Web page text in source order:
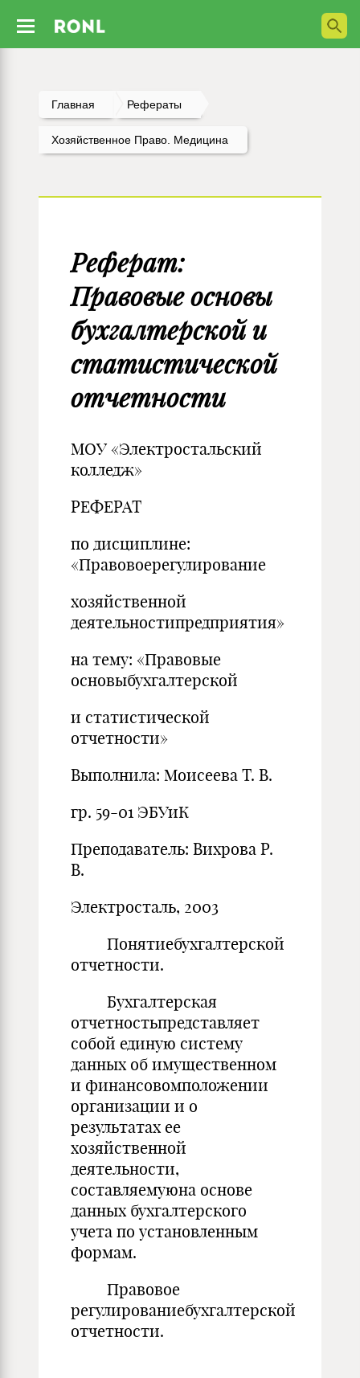
Главная Рефераты
Хозяйственное Право. Медицина
Реферат:
Правовые основы
бухгалтерской и
статистической
отчетности
МОУ «Электростальский
колледж»
РЕФЕРАТ
по дисциплине:
«Правовоерегулирование
хозяйственной
деятельностипредприятия»
на тему: «Правовые
основыбухгалтерской
и статистической
отчетности»
Выполнила: Моисеева Т. В.
гр. 59-01 ЭБУиК
Преподаватель: Вихрова Р.
В.
Электросталь, 2003
Понятиебухгалтерской
отчетности.
Бухгалтерская
отчетностьпредставляет
собой единую систему
данных об имущественном
и финансовомположении
организации и о
результатах ее
хозяйственной
деятельности,
составляемуюна основе
данных бухгалтерского
учета по установленным
формам.
Правовое
регулированиебухгалтерской
отчетности.